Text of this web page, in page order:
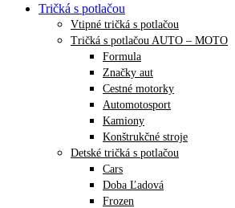
Tričká s potlačou
Vtipné tričká s potlačou
Tričká s potlačou AUTO – MOTO
Formula
Značky aut
Cestné motorky
Automotosport
Kamiony
Konštrukčné stroje
Detské tričká s potlačou
Cars
Doba Ľadová
Frozen